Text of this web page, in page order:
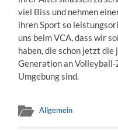
viel Biss und nehmen
ihren Sport so
uns beim VCA, dass wir
haben, die schon jetzt
Generation an
Umgebung sind.
Allgemein